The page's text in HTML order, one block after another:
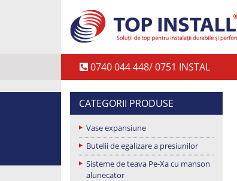
0740 044 448/ 0751 INSTAL
CATEGORII PRODUSE
Vase expansiune
Butelii de egalizare a presiunilor
Sisteme de teava Pe-Xa cu manson
alunecator